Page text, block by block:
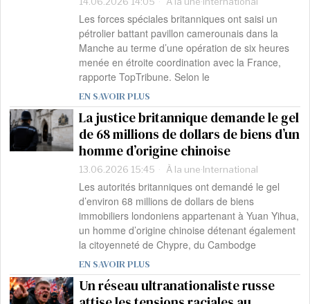
Les forces spéciales britanniques ont saisi un
pétrolier battant pavillon camerounais dans la
Manche au terme d’une opération de six heures
menée en étroite coordination avec la France,
rapporte TopTribune. Selon le
EN SAVOIR PLUS
La justice britannique demande le gel
de 68 millions de dollars de biens d’un
homme d’origine chinoise
13.06.2026 15:45 À la une·International
Les autorités britanniques ont demandé le gel
d’environ 68 millions de dollars de biens
immobiliers londoniens appartenant à Yuan Yihua,
un homme d’origine chinoise détenant également
la citoyenneté de Chypre, du Cambodge
EN SAVOIR PLUS
Un réseau ultranationaliste russe